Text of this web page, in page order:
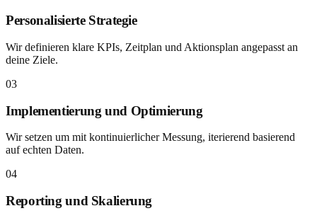
Personalisierte Strategie
Wir definieren klare KPIs, Zeitplan und Aktionsplan angepasst an
deine Ziele.
03
Implementierung und Optimierung
Wir setzen um mit kontinuierlicher Messung, iterierend basierend
auf echten Daten.
04
Reporting und Skalierung